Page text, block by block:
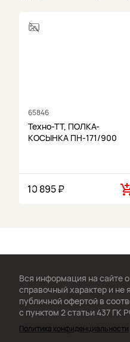
65846
Техно-ТТ, ПОЛКА-
КОСЫНКА ПН-171/900
10 895 ₽
Вся информация на сайте
справочный характер и не
публичной офертой в
с пунктом 2 статьи 437 ГК
Политика конфиденциальности